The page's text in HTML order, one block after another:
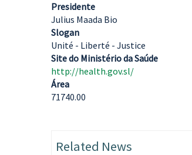
Presidente
Julius Maada Bio
Slogan
Unité - Liberté - Justice
Site do Ministério da Saúde
http://health.gov.sl/
Área
71740.00
Related News